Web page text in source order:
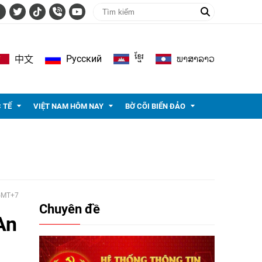
中文 Pусский ខ្មែរ ພາ​ສາ​ລາວ
TẾ VIỆT NAM HÔM NAY BỜ CÕI BIỂN ĐẢO
Chuyên đề